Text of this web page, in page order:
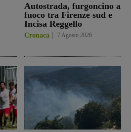
Autostrada, furgoncino a
fuoco tra Firenze sud e
Incisa Reggello
Cronaca 7 Agosto 2026